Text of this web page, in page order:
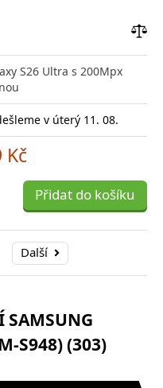
S26 Ultra s 200Mpx
v úterý 11. 08.
Kč
Přidat do košíku
Další
SAMSUNG
S948) (303)